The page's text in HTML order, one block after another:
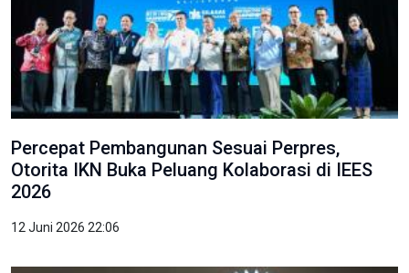
Percepat Pembangunan Sesuai Perpres,
Otorita IKN Buka Peluang Kolaborasi di IEES
2026
12 Juni 2026 22:06